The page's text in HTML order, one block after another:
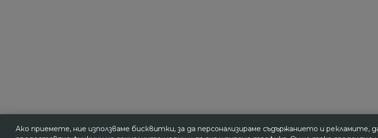
Ако приемете, ние използваме бисквитки, за да персонализираме съдържанието и рекламите,